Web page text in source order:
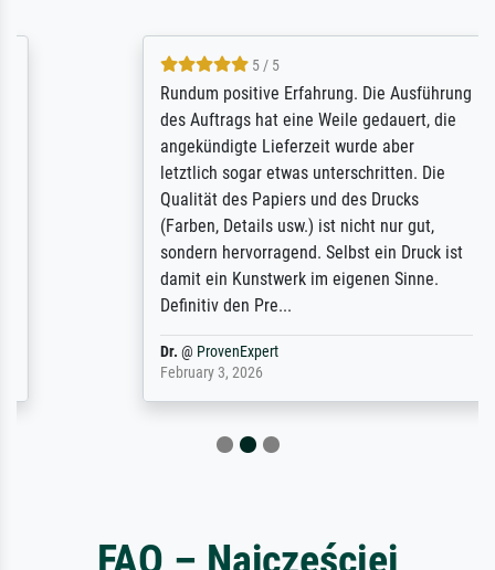
5 / 5
Rundum positive Erfahrung. Die Ausführung
des Auftrags hat eine Weile gedauert, die
angekündigte Lieferzeit wurde aber
letztlich sogar etwas unterschritten. Die
Qualität des Papiers und des Drucks
(Farben, Details usw.) ist nicht nur gut,
sondern hervorragend. Selbst ein Druck ist
damit ein Kunstwerk im eigenen Sinne.
Definitiv den Pre...
ProvenExpert
February 3, 2026
FAQ – Najczęściej